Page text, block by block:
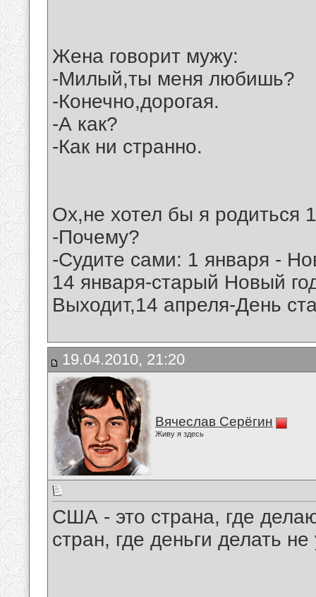
Жена говорит мужу:
-Милый,ты меня любишь?
-Конечно,дорогая.
-А как?
-Как ни странно.
Ох,не хотел бы я родиться
-Почему?
-Судите сами: 1 января -
14 января-старый Новый
Выходит,14 апреля-День
19.04.2010, 21:20
Вячеслав Серёгин
Живу я здесь
США - это страна, где
стран, где деньги делать